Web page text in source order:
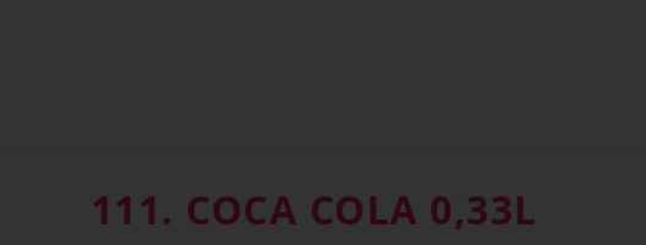
111. COCA COLA 0,33L